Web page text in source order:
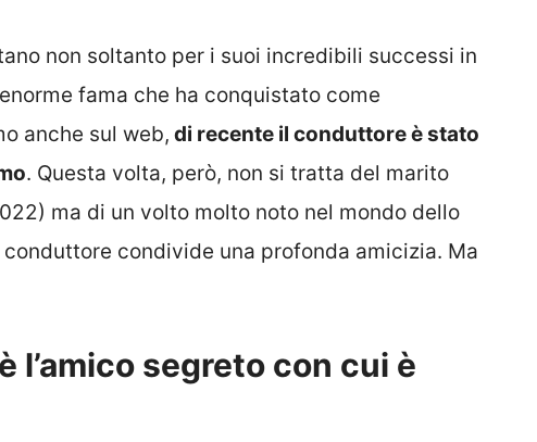
non soltanto per i suoi incredibili successi in
fama che ha conquistato come
anche sul web, di recente il conduttore è stato
. Questa volta, però, non si tratta del marito
ma di un volto molto noto nel mondo dello
condivide una profonda amicizia. Ma
l’amico segreto con cui è